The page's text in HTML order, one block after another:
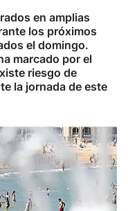
en amplias
los próximos
el domingo.
marcado por el
riesgo de
la jornada de este